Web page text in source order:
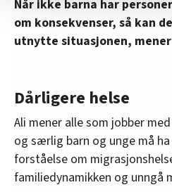
Vi deler bare informasjon om
nettstedet med LO Medias
innenfor analyse og
Når ikke barna har
om konsekvenser, så kan
utnytte situasjonen,
Dårligere helse
Ali mener alle som jobber
og særlig barn og unge må
forståelse om
familiedynamikken og unngå